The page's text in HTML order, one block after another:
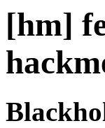
[hm]